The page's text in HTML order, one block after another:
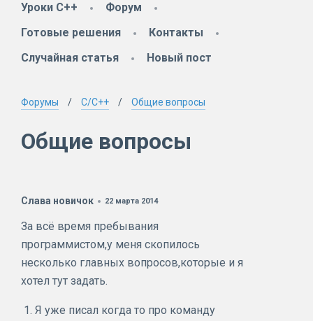
Уроки C++
Форум
Готовые решения
Контакты
Случайная статья
Новый пост
Форумы C/C++ Общие вопросы
Общие вопросы
Слава новичок 22 марта 2014
За всё время пребывания
программистом,у меня скопилось
несколько главных вопросов,которые и я
хотел тут задать.
Я уже писал когда то про команду